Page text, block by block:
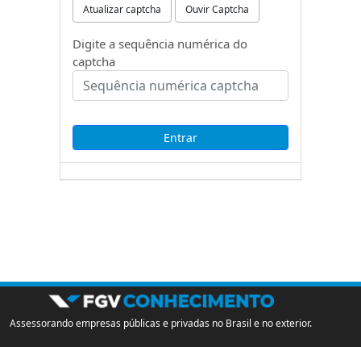
Atualizar captcha Ouvir Captcha
Digite a sequência numérica do
captcha
Assessorando empresas públicas e privadas no Brasil e no exterior.